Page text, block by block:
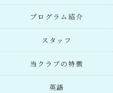
プログラム紹介
スタッフ
当クラブの特徴
英語